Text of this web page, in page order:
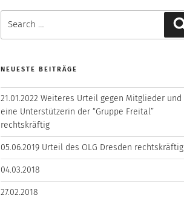
for:
NEUESTE BEITRÄGE
21.01.2022 Weiteres Urteil gegen Mitglieder und
eine Unterstützerin der “Gruppe Freital”
rechtskräftig
05.06.2019 Urteil des OLG Dresden rechtskräftig
04.03.2018
27.02.2018